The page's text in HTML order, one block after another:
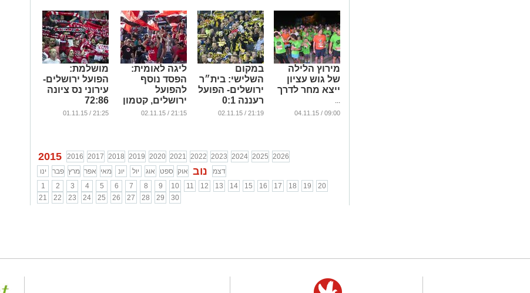
מירוץ הלילה
של גוש עציון
ייצא מחר לדרך
...
09:00 / 04.11.15
במקום
השלישי: בית״ר
ירושלים- הפועל
רעננה 0:1
...
21:19 / 02.11.15
ליגה לאומית:
הפסד נוסף
להפועל
ירושלים, קטמון
ניצחה את יבנה
21:15 / 02.11.15
מושלמת:
הפועל ירושלים-
עירוני נס ציונה
72:86
...
21:25 / 01.11.15
2015 2016 2017 2018 2019 2020 2021 2022 2023 2024 2025 2026
ינו
פבר מרץ אפר מאי יונ יול אוג ספט אוק נוב
דצמ
1
2 3 4 5 6 7 8 9 10 11 12 13 14 15 16 17 18 19
20
21
22 23 24 25 26 27 28 29 30